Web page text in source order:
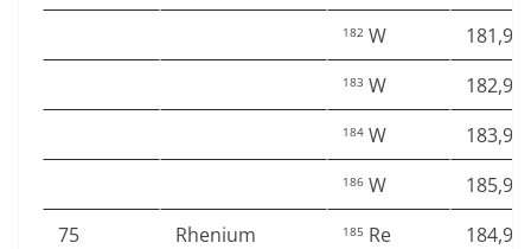
182 W
183 W
184 W
186 W
75
Rhenium 185 Re